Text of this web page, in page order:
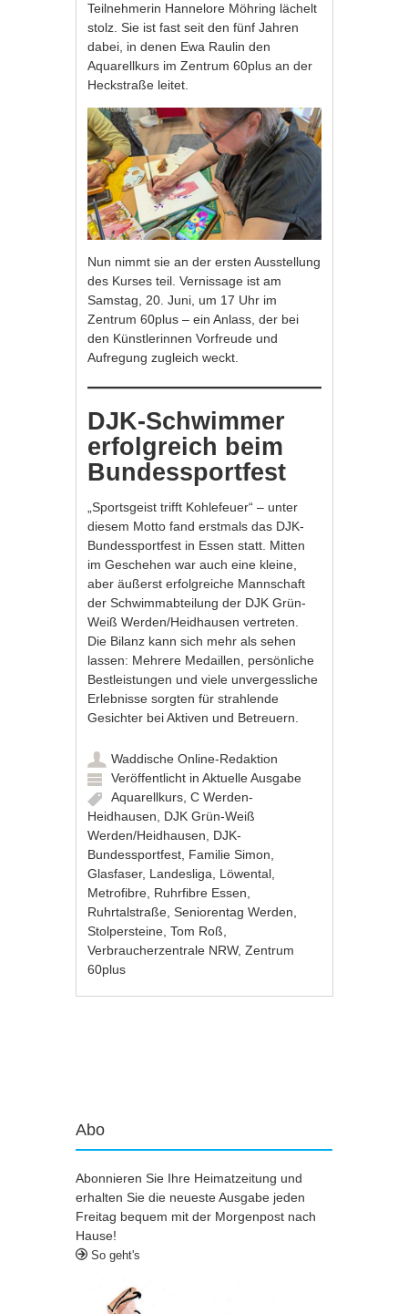
Teilnehmerin Hannelore Möhring lächelt
stolz. Sie ist fast seit den fünf Jahren
dabei, in denen Ewa Raulin den
Aquarellkurs im Zentrum 60plus an der
Heckstraße leitet.
Nun nimmt sie an der ersten Ausstellung
des Kurses teil. Vernissage ist am
Samstag, 20. Juni, um 17 Uhr im
Zentrum 60plus – ein Anlass, der bei
den Künstlerinnen Vorfreude und
Aufregung zugleich weckt.
DJK-Schwimmer
erfolgreich beim
Bundessportfest
„Sportsgeist trifft Kohlefeuer“ – unter
diesem Motto fand erstmals das DJK-
Bundessportfest in Essen statt. Mitten
im Geschehen war auch eine kleine,
aber äußerst erfolgreiche Mannschaft
der Schwimmabteilung der DJK Grün-
Weiß Werden/Heidhausen vertreten.
Die Bilanz kann sich mehr als sehen
lassen: Mehrere Medaillen, persönliche
Bestleistungen und viele unvergessliche
Erlebnisse sorgten für strahlende
Gesichter bei Aktiven und Betreuern.
Waddische Online-Redaktion
Veröffentlicht inAktuelle Ausgabe
Aquarellkurs ,C Werden-
Heidhausen
DJK Grün-Weiß
Werden/Heidhausen
DJK-
Bundessportfest Familie Simon
Glasfaser, Landesliga Löwental
Metrofibre Ruhrfibre Essen
Ruhrtalstraße ,Seniorentag Werden
Stolpersteine ,Tom Roß
Verbraucherzentrale NRW,Zentrum
60plus
Abo
Abonnieren Sie Ihre Heimatzeitung und
erhalten Sie die neueste Ausgabe jeden
Freitag bequem mit der Morgenpost nach
Hause!
So geht's